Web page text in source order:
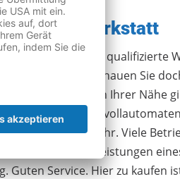
Fachwerkstatt
finden Sie eine qualifizierte
gelistet. Schauen Sie
es in Ihrer Nähe
Tablets,
viele Geräte mehr. Viele
Ihnen auch die Leistungen
Guten Service. Hier zu kaufen